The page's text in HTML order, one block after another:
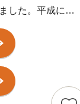
した。平成に入
に集約しており
説に基づき「星